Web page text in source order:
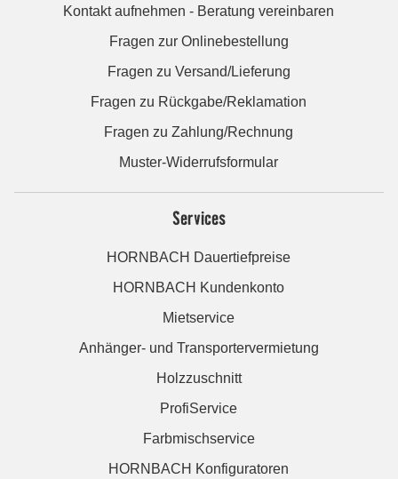
Kontakt aufnehmen - Beratung vereinbaren
Fragen zur Onlinebestellung
Fragen zu Versand/Lieferung
Fragen zu Rückgabe/Reklamation
Fragen zu Zahlung/Rechnung
Muster-Widerrufsformular
Services
HORNBACH Dauertiefpreise
HORNBACH Kundenkonto
Mietservice
Anhänger- und Transportervermietung
Holzzuschnitt
ProfiService
Farbmischservice
HORNBACH Konfiguratoren